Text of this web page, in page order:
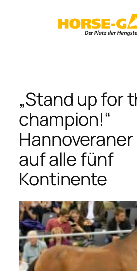
„Stand up for
champion!“
Hannoveraner
auf alle fünf
Kontinente